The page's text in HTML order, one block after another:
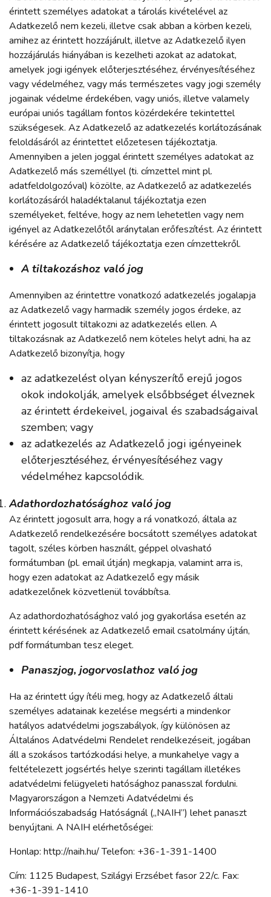
érintett személyes adatokat a tárolás kivételével az
Adatkezelő nem kezeli, illetve csak abban a körben kezeli,
amihez az érintett hozzájárult, illetve az Adatkezelő ilyen
hozzájárulás hiányában is kezelheti azokat az adatokat,
amelyek jogi igények előterjesztéséhez, érvényesítéséhez
vagy védelméhez, vagy más természetes vagy jogi személy
jogainak védelme érdekében, vagy uniós, illetve valamely
európai uniós tagállam fontos közérdekére tekintettel
szükségesek. Az Adatkezelő az adatkezelés korlátozásának
feloldásáról az érintettet előzetesen tájékoztatja.
Amennyiben a jelen joggal érintett személyes adatokat az
Adatkezelő más személlyel (ti. címzettel mint pl.
adatfeldolgozóval) közölte, az Adatkezelő az adatkezelés
korlátozásáról haladéktalanul tájékoztatja ezen
személyeket, feltéve, hogy az nem lehetetlen vagy nem
igényel az Adatkezelőtől aránytalan erőfeszítést. Az érintett
kérésére az Adatkezelő tájékoztatja ezen címzettekről.
A tiltakozáshoz való jog
Amennyiben az érintettre vonatkozó adatkezelés jogalapja
az Adatkezelő vagy harmadik személy jogos érdeke, az
érintett jogosult tiltakozni az adatkezelés ellen. A
tiltakozásnak az Adatkezelő nem köteles helyt adni, ha az
Adatkezelő bizonyítja, hogy
az adatkezelést olyan kényszerítő erejű jogos
okok indokolják, amelyek elsőbbséget élveznek
az érintett érdekeivel, jogaival és szabadságaival
szemben; vagy
az adatkezelés az Adatkezelő jogi igényeinek
előterjesztéséhez, érvényesítéséhez vagy
védelméhez kapcsolódik.
Adathordozhatósághoz való jog
Az érintett jogosult arra, hogy a rá vonatkozó, általa az
Adatkezelő rendelkezésére bocsátott személyes adatokat
tagolt, széles körben használt, géppel olvasható
formátumban (pl. email útján) megkapja, valamint arra is,
hogy ezen adatokat az Adatkezelő egy másik
adatkezelőnek közvetlenül továbbítsa.
Az adathordozhatósághoz való jog gyakorlása esetén az
érintett kérésének az Adatkezelő email csatolmány újtán,
pdf formátumban tesz eleget.
Panaszjog, jogorvoslathoz való jog
Ha az érintett úgy ítéli meg, hogy az Adatkezelő általi
személyes adatainak kezelése megsérti a mindenkor
hatályos adatvédelmi jogszabályok, így különösen az
Általános Adatvédelmi Rendelet rendelkezéseit, jogában
áll a szokásos tartózkodási helye, a munkahelye vagy a
feltételezett jogsértés helye szerinti tagállam illetékes
adatvédelmi felügyeleti hatósághoz panasszal fordulni.
Magyarországon a Nemzeti Adatvédelmi és
Információszabadság Hatóságnál („NAIH”) lehet panaszt
benyújtani. A NAIH elérhetőségei:
Honlap: http://naih.hu/Telefon: +36-1-391-1400
Cím: 1125 Budapest, Szilágyi Erzsébet fasor 22/c. Fax:
+36-1-391-1410